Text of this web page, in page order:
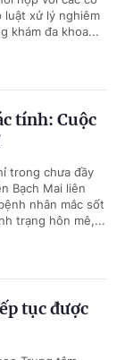
luật xử lý nghiêm
khám đa khoa...
tính: Cuộc
trong chưa đầy
Bạch Mai liên
nhân mắc sốt
trạng hôn mê,...
tục được